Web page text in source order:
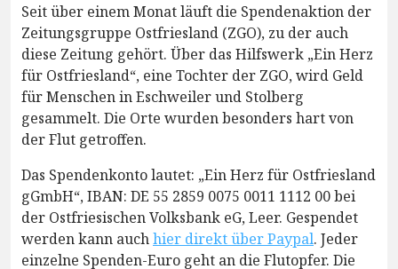
Seit über einem Monat läuft die Spendenaktion der
Zeitungsgruppe Ostfriesland (ZGO), zu der auch
diese Zeitung gehört. Über das Hilfswerk „Ein Herz
für Ostfriesland“, eine Tochter der ZGO, wird Geld
für Menschen in Eschweiler und Stolberg
gesammelt. Die Orte wurden besonders hart von
der Flut getroffen.
Das Spendenkonto lautet: „Ein Herz für Ostfriesland
gGmbH“, IBAN: DE 55 2859 0075 0011 1112 00 bei
der Ostfriesischen Volksbank eG, Leer. Gespendet
werden kann auchhier direkt über Paypal. Jeder
einzelne Spenden-Euro geht an die Flutopfer. Die